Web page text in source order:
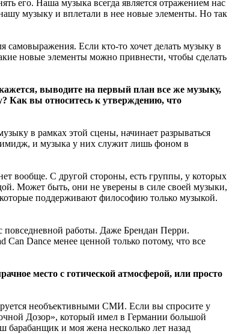
его. Наша музыка всегда является отражением нас
музыку и вплетали в нее новые элементы. Но так
самовыражения. Если кто-то хочет делать музыку в
новые элементы можно привнести, чтобы сделать
выводите на первый план все же музыку,
Как вы относитесь к утверждению, что
в рамках этой сцены, начинает разрываться
имидж, и музыка у них служит лишь фоном в
вообще. С другой стороны, есть группы, у которых
Может быть, они не уверены в силе своей музыки,
поддерживают философию только музыкой.
работы. Даже Брендан Перри.
Dance менее ценной только потому, что все
место с готической атмосферой, или просто
необъективными СМИ. Если вы спросите у
Дозор», который имел в Германии большой
барабанщик и моя жена несколько лет назад